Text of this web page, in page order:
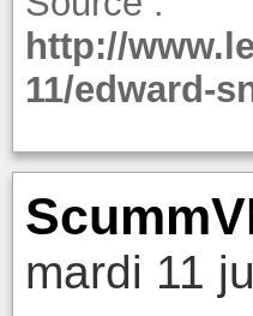
http://
11/edward-
mardi 11